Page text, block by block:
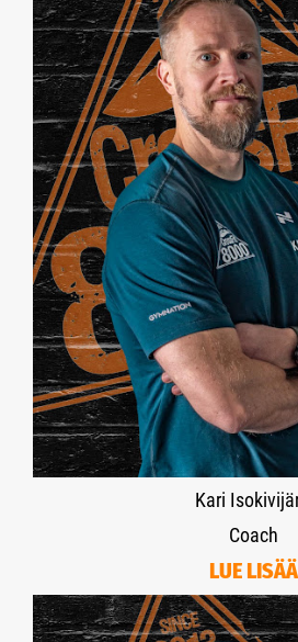
Kari
Coach
LUE LISÄÄ